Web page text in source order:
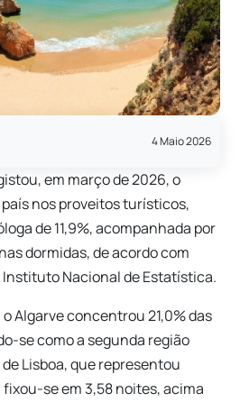
4 Maio 2026
em março de 2026, o
nos proveitos turísticos,
de 11,9%, acompanhada por
dormidas, de acordo com
Instituto Nacional de Estatística.
Algarve concentrou 21,0% das
se como a segunda região
Lisboa, que representou
fixou-se em 3,58 noites, acima